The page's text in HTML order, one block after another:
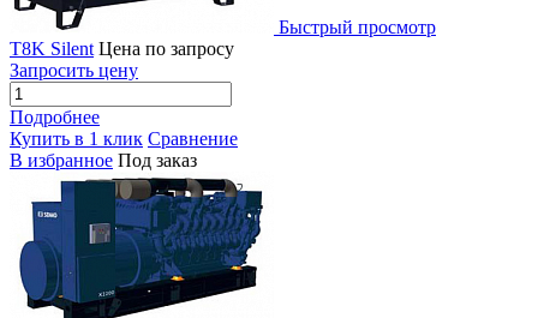
Быстрый просмотр
T8K Silent Цена по запросу
Запросить цену
Подробнее
Купить в 1 клик Сравнение
В избранное Под заказ